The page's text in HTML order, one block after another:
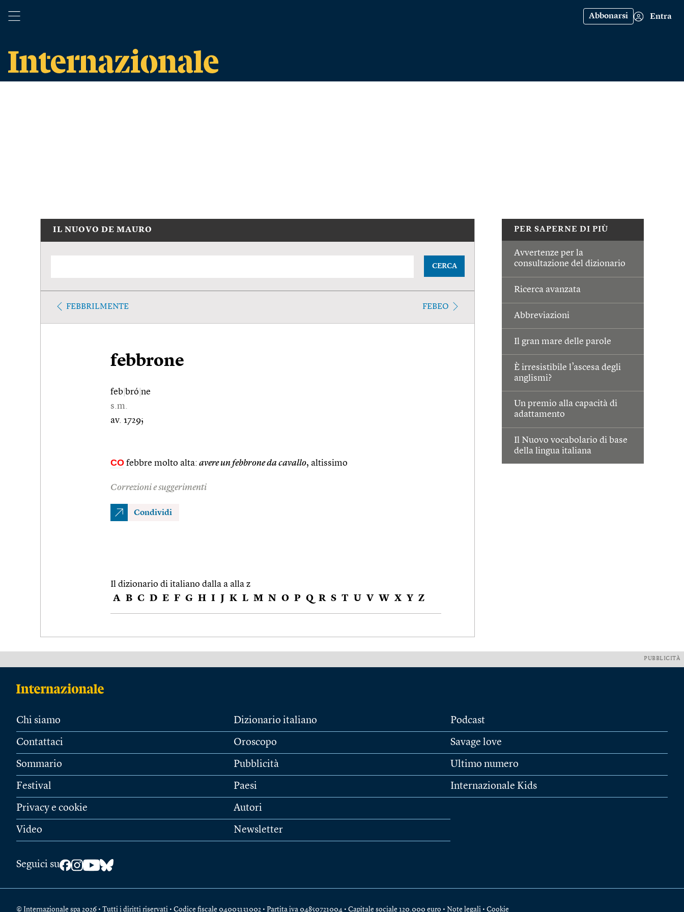
Abbonarsi Entra
PER SAPERNE DI PIÙ
Avvertenze per la
consultazione del dizionario
Ricerca avanzata
Abbreviazioni
Il gran mare delle parole
È irresistibile l’ascesa degli
anglismi?
Un premio alla capacità di
adattamento
Il Nuovo vocabolario di base
della lingua italiana
IL NUOVO DE MAURO
CERCA
FEBBRILMENTE FEBEO
febbrone
feb bró ne
s.m.
av. 1729;
CO febbre molto alta: avere un febbrone da cavallo, altissimo
Correzioni e suggerimenti
Condividi
Il dizionario di italiano dalla a alla z
A B C D E F G H I J K L M N O P Q R S T U V W X Y Z
PUBBLICITÀ
Chi siamo
Contattaci
Sommario
Festival
Privacy e cookie
Video
Dizionario italiano
Oroscopo
Pubblicità
Paesi
Autori
Newsletter
Podcast
Savage love
Ultimo numero
Internazionale Kids
Seguici su
© Internazionale spa 2026 • Tutti i diritti riservati • Codice fiscale 04003131002 • Partita iva 04850721004 • Capitale sociale 120.000 euro • Note legali • Cookie